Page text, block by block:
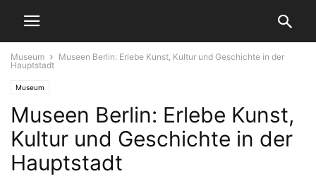
Museum
Museen Berlin: Erlebe Kunst, Kultur und Geschichte in der
Hauptstadt
Museum
Museen Berlin: Erlebe Kunst,
Kultur und Geschichte in der
Hauptstadt